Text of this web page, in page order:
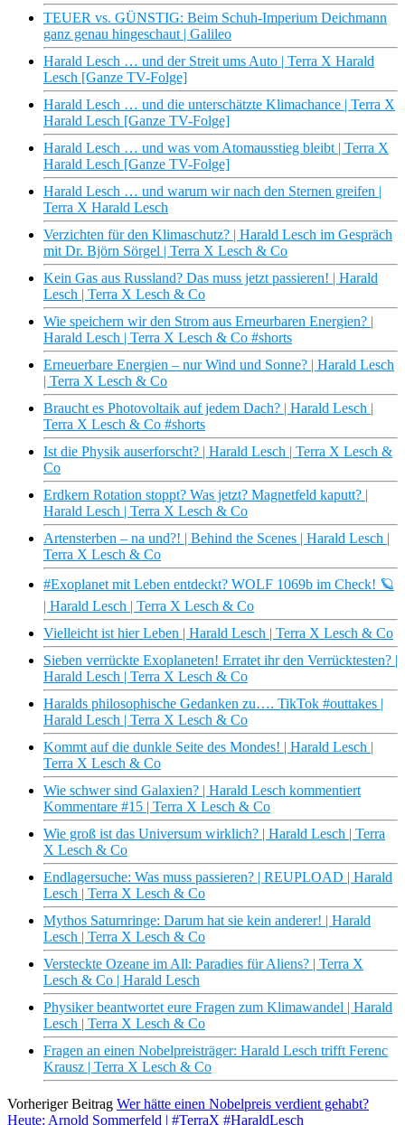
TEUER vs. GÜNSTIG: Beim Schuh-Imperium Deichmann
ganz genau hingeschaut | Galileo
Harald Lesch … und der Streit ums Auto | Terra X Harald
Lesch [Ganze TV-Folge]
Harald Lesch … und die unterschätzte Klimachance | Terra X
Harald Lesch [Ganze TV-Folge]
Harald Lesch … und was vom Atomausstieg bleibt | Terra X
Harald Lesch [Ganze TV-Folge]
Harald Lesch … und warum wir nach den Sternen greifen |
Terra X Harald Lesch
Verzichten für den Klimaschutz? | Harald Lesch im Gespräch
mit Dr. Björn Sörgel | Terra X Lesch & Co
Kein Gas aus Russland? Das muss jetzt passieren! | Harald
Lesch | Terra X Lesch & Co
Wie speichern wir den Strom aus Erneurbaren Energien? |
Harald Lesch | Terra X Lesch & Co #shorts
Erneuerbare Energien – nur Wind und Sonne? | Harald Lesch
| Terra X Lesch & Co
Braucht es Photovoltaik auf jedem Dach? | Harald Lesch |
Terra X Lesch & Co #shorts
Ist die Physik auserforscht? | Harald Lesch | Terra X Lesch &
Co
Erdkern Rotation stoppt? Was jetzt? Magnetfeld kaputt? |
Harald Lesch | Terra X Lesch & Co
Artensterben – na und?! | Behind the Scenes | Harald Lesch |
Terra X Lesch & Co
#Exoplanet mit Leben entdeckt? WOLF 1069b im Check! 🪐
| Harald Lesch | Terra X Lesch & Co
Vielleicht ist hier Leben | Harald Lesch | Terra X Lesch & Co
Sieben verrückte Exoplaneten! Erratet ihr den Verrücktesten? |
Harald Lesch | Terra X Lesch & Co
Haralds philosophische Gedanken zu…. TikTok #outtakes |
Harald Lesch | Terra X Lesch & Co
Kommt auf die dunkle Seite des Mondes! | Harald Lesch |
Terra X Lesch & Co
Wie schwer sind Galaxien? | Harald Lesch kommentiert
Kommentare #15 | Terra X Lesch & Co
Wie groß ist das Universum wirklich? | Harald Lesch | Terra
X Lesch & Co
Endlagersuche: Was muss passieren? | REUPLOAD | Harald
Lesch | Terra X Lesch & Co
Mythos Saturnringe: Darum hat sie kein anderer! | Harald
Lesch | Terra X Lesch & Co
Versteckte Ozeane im All: Paradies für Aliens? | Terra X
Lesch & Co | Harald Lesch
Physiker beantwortet eure Fragen zum Klimawandel | Harald
Lesch | Terra X Lesch & Co
Fragen an einen Nobelpreisträger: Harald Lesch trifft Ferenc
Krausz | Terra X Lesch & Co
Vorheriger Beitrag Wer hätte einen Nobelpreis verdient gehabt?
Heute: Arnold Sommerfeld | #TerraX #HaraldLesch